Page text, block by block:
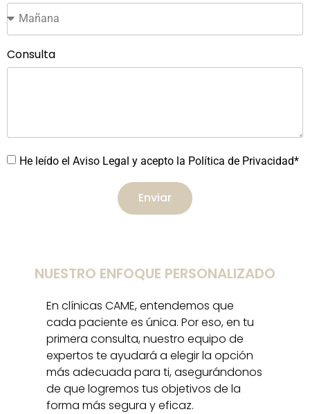
Consulta
He leído el Aviso Legal y acepto la Política de Privacidad*
Enviar
NUESTRO ENFOQUE PERSONALIZADO
En clínicas CAME, entendemos que
cada paciente es única. Por eso, en tu
primera consulta, nuestro equipo de
expertos te ayudará a elegir la opción
más adecuada para ti, asegurándonos
de que logremos tus objetivos de la
forma más segura y eficaz.